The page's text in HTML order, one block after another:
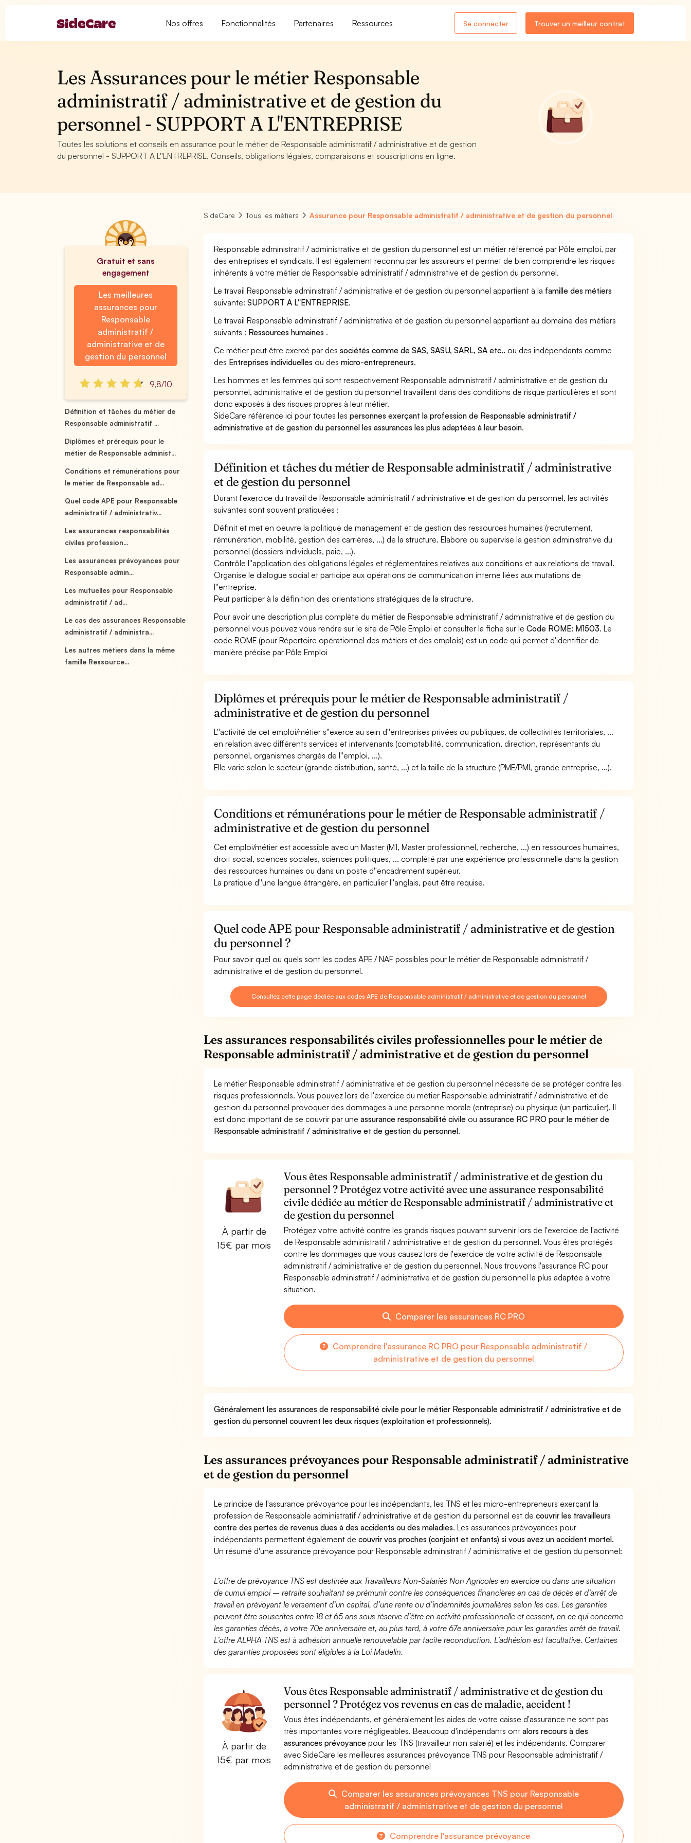
Nos offres Fonctionnalités Partenaires Ressources Se connecter Trouver un meilleur contrat
Les Assurances pour le métier Responsable
administratif / administrative et de gestion du
personnel - SUPPORT A L''ENTREPRISE
Toutes les solutions et conseils en assurance pour le métier de Responsable administratif / administrative et de gestion
du personnel - SUPPORT A L''ENTREPRISE. Conseils, obligations légales, comparaisons et souscriptions en ligne.
Gratuit et sans
engagement
Les meilleures
assurances pour
Responsable
administratif /
administrative et de
gestion du personnel
9,8/10
Définition et tâches du métier de
Responsable administratif ...
Diplômes et prérequis pour le
métier de Responsable administ...
Conditions et rémunérations pour
le métier de Responsable ad...
Quel code APE pour Responsable
administratif / administrativ...
Les assurances responsabilités
civiles profession...
Les assurances prévoyances pour
Responsable admin...
Les mutuelles pour Responsable
administratif / ad...
Le cas des assurances Responsable
administratif / administra...
Les autres métiers dans la même
famille Ressource...
SideCare Tous les métiers Assurance pour Responsable administratif / administrative et de gestion du personnel
Responsable administratif / administrative et de gestion du personnel est un métier référencé par Pôle emploi, par
des entreprises et syndicats. Il est également reconnu par les assureurs et permet de bien comprendre les risques
inhérents à votre métier de Responsable administratif / administrative et de gestion du personnel.
Le travail Responsable administratif / administrative et de gestion du personnel appartient à la famille des métiers
suivante:SUPPORT A L''ENTREPRISE.
Le travail Responsable administratif / administrative et de gestion du personnel appartient au domaine des métiers
suivants : Ressources humaines .
Ce métier peut être exercé par dessociétés comme de SAS, SASU, SARL, SA etc.. ou des indépendants comme
des Entreprises individuelles ou desmicro-entrepreneurs.
Les hommes et les femmes qui sont respectivement Responsable administratif / administrative et de gestion du
personnel, administrative et de gestion du personnel travaillent dans des conditions de risque particulières et sont
donc exposés à des risques propres à leur métier.
SideCare référence ici pour toutes lespersonnes exerçant la profession de Responsable administratif /
administrative et de gestion du personnel les assurances les plus adaptées à leur besoin.
Définition et tâches du métier de Responsable administratif / administrative
et de gestion du personnel
Durant l'exercice du travail de Responsable administratif / administrative et de gestion du personnel, les activités
suivantes sont souvent pratiquées :
Définit et met en oeuvre la politique de management et de gestion des ressources humaines (recrutement,
rémunération, mobilité, gestion des carrières, ...) de la structure. Elabore ou supervise la gestion administrative du
personnel (dossiers individuels, paie, ...).
Contrôle l''application des obligations légales et réglementaires relatives aux conditions et aux relations de travail.
Organise le dialogue social et participe aux opérations de communication interne liées aux mutations de
l''entreprise.
Peut participer à la définition des orientations stratégiques de la structure.
Pour avoir une description plus complète du métier de Responsable administratif / administrative et de gestion du
personnel vous pouvez vous rendre sur le site de Pôle Emploi et consulter la fiche sur leCode ROME: M1503. Le
code ROME (pour Répertoire opérationnel des métiers et des emplois) est un code qui permet d'identifier de
manière précise par Pôle Emploi
Diplômes et prérequis pour le métier de Responsable administratif /
administrative et de gestion du personnel
L''activité de cet emploi/métier s''exerce au sein d''entreprises privées ou publiques, de collectivités territoriales, ...
en relation avec différents services et intervenants (comptabilité, communication, direction, représentants du
personnel, organismes chargés de l''emploi, ...).
Elle varie selon le secteur (grande distribution, santé, ...) et la taille de la structure (PME/PMI, grande entreprise, ...).
Conditions et rémunérations pour le métier de Responsable administratif /
administrative et de gestion du personnel
Cet emploi/métier est accessible avec un Master (M1, Master professionnel, recherche, ...) en ressources humaines,
droit social, sciences sociales, sciences politiques, ... complété par une expérience professionnelle dans la gestion
des ressources humaines ou dans un poste d''encadrement supérieur.
La pratique d''une langue étrangère, en particulier l''anglais, peut être requise.
Quel code APE pour Responsable administratif / administrative et de gestion
du personnel ?
Pour savoir quel ou quels sont les codes APE / NAF possibles pour le métier de Responsable administratif /
administrative et de gestion du personnel.
Consultez cette page dédiée aux codes APE de Responsable administratif / administrative et de gestion du personnel
Les assurances responsabilités civiles professionnelles pour le métier de
Responsable administratif / administrative et de gestion du personnel
Le métier Responsable administratif / administrative et de gestion du personnel nécessite de se protéger contre les
risques professionnels. Vous pouvez lors de l'exercice du métier Responsable administratif / administrative et de
gestion du personnel provoquer des dommages à une personne morale (entreprise) ou physique (un particulier). Il
est donc important de se couvrir par uneassurance responsabilité civile ouassurance RC PRO pour le métier de
Responsable administratif / administrative et de gestion du personnel.
À partir de
15€ par mois
Vous êtes Responsable administratif / administrative et de gestion du
personnel ? Protégez votre activité avec une assurance responsabilité
civile dédiée au métier de Responsable administratif / administrative et
de gestion du personnel
Protégez votre activité contre les grands risques pouvant survenir lors de l'exercice de l'activité
de Responsable administratif / administrative et de gestion du personnel. Vous êtes protégés
contre les dommages que vous causez lors de l'exercice de votre activité de Responsable
administratif / administrative et de gestion du personnel. Nous trouvons l'assurance RC pour
Responsable administratif / administrative et de gestion du personnel la plus adaptée à votre
situation.
Comparer les assurances RC PRO
Comprendre l'assurance RC PRO pour Responsable administratif /
administrative et de gestion du personnel
Généralement les assurances de responsabilité civile pour le métier Responsable administratif / administrative et de
gestion du personnel couvrent les deux risques (exploitation et professionnels).
Les assurances prévoyances pour Responsable administratif / administrative
et de gestion du personnel
Le principe de l'assurance prévoyance pour les indépendants, les TNS et les micro-entrepreneurs exerçant la
profession de Responsable administratif / administrative et de gestion du personnel est decouvrir les travailleurs
contre des pertes de revenus dues à des accidents ou des maladies. Les assurances prévoyances pour
indépendants permettent également decouvrir vos proches (conjoint et enfants) si vous avez un accident mortel.
Un résumé d'une assurance prévoyance pour Responsable administratif / administrative et de gestion du personnel:
L’offre de prévoyance TNS est destinée aux Travailleurs Non-Salariés Non Agricoles en exercice ou dans une situation
de cumul emploi – retraite souhaitant se prémunir contre les conséquences financières en cas de décès et d’arrêt de
travail en prévoyant le versement d’un capital, d’une rente ou d’indemnités journalières selon les cas. Les garanties
peuvent être souscrites entre 18 et 65 ans sous réserve d’être en activité professionnelle et cessent, en ce qui concerne
les garanties décès, à votre 70e anniversaire et, au plus tard, à votre 67e anniversaire pour les garanties arrêt de travail.
L’offre ALPHA TNS est à adhésion annuelle renouvelable par tacite reconduction. L’adhésion est facultative. Certaines
des garanties proposées sont éligibles à la Loi Madelin.
À partir de
15€ par mois
Vous êtes Responsable administratif / administrative et de gestion du
personnel ? Protégez vos revenus en cas de maladie, accident !
Vous êtes indépendants, et généralement les aides de votre caisse d'assurance ne sont pas
très importantes voire négligeables. Beaucoup d'indépendants ont alors recours à des
assurances prévoyancepour les TNS (travailleur non salarié) et les indépendants. Comparer
avec SideCare les meilleures assurances prévoyance TNS pour Responsable administratif /
administrative et de gestion du personnel
Comparer les assurances prévoyances TNS pour Responsable
administratif / administrative et de gestion du personnel
Comprendre l'assurance prévoyance